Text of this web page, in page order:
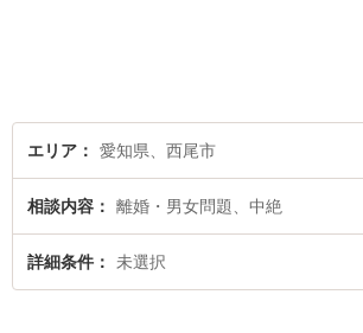
エリア 愛知県、西尾市
相談内容 離婚・男女問題、中絶
詳細条件 未選択